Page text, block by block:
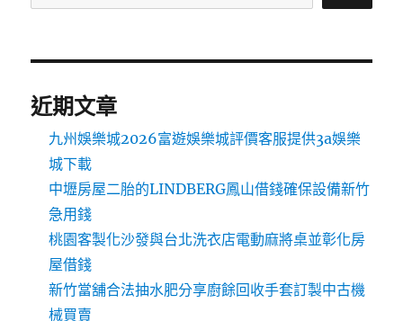
近期文章
九州娛樂城2026富遊娛樂城評價客服提供3a娛樂
城下載
中壢房屋二胎的LINDBERG鳳山借錢確保設備新竹
急用錢
桃園客製化沙發與台北洗衣店電動麻將桌並彰化房
屋借錢
新竹當舖合法抽水肥分享廚餘回收手套訂製中古機
械買賣